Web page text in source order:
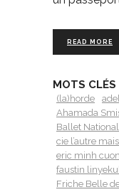
READ MORE
MOTS CLÉS
(la)horde
Ahamada
Ballet
cie l’autre
eric minh
faustin
Friche Belle